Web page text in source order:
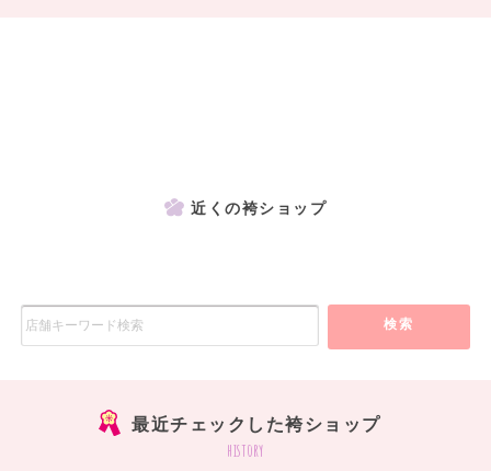
近くの袴ショップ
検索
最近チェックした袴ショップ
history